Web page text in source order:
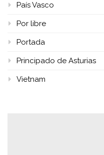
País Vasco
Por libre
Portada
Principado de Asturias
Vietnam